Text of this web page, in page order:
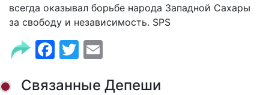
всегда оказывал борьбе народа Западной Сахары
за свободу и независимость. SPS
Facebook
Twitter
Связанные Депеши